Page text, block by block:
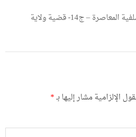
سلسلة منطلقات الخلاف بين أطياف السلفية المعاصرة – ج14- قضية ولاية
الإلزامية مشار إليها بـ*